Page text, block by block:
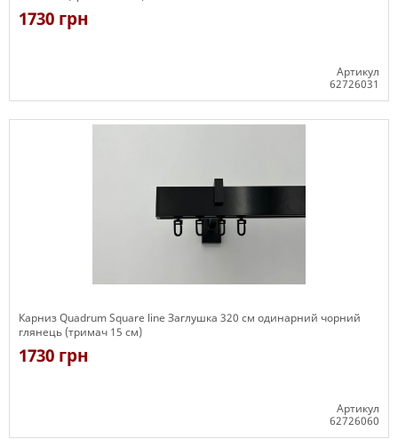
1730 грн
Артикул
62726031
Карниз Quadrum Square line Заглушка 320 см одинарний чорний
глянець (тримач 15 см)
1730 грн
Артикул
62726060